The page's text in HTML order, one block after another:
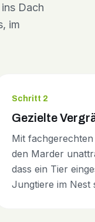
Dach
im
Schritt 2
Gezielte
Mit
den Marder
dass ein Tier
Jungtiere im Nest